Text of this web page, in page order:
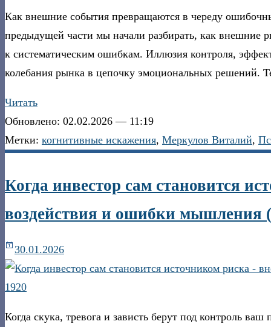
Как внешние события превращаются в череду
предыдущей части мы начали разбирать, как внешние
к систематическим ошибкам. Иллюзия контроля,
колебания рынка в цепочку эмоциональных решений.
Читать
Обновлено: 02.02.2026 — 11:19
Метки: когнитивные искажения, Меркулов Виталий,
Когда инвестор сам становится
воздействия и ошибки мышления
30.01.2026
Когда скука, тревога и зависть берут под контроль